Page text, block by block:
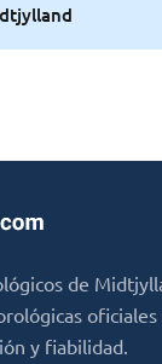
de
y fiabilidad.